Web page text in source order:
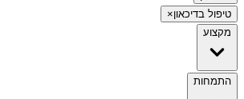
טיפול בדיכאון×
מקצוע
התמחות